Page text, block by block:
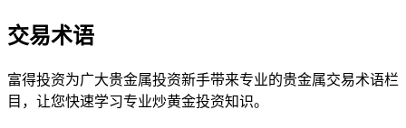
交易术语
富得投资为广大贵金属投资新手带来专业的贵金属交易术语栏
目，让您快速学习专业炒黄金投资知识。